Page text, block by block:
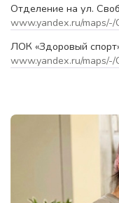
Отделение на ул.
www.yandex.ru/maps/-/
ЛОК «Здоровый
www.yandex.ru/maps/-/